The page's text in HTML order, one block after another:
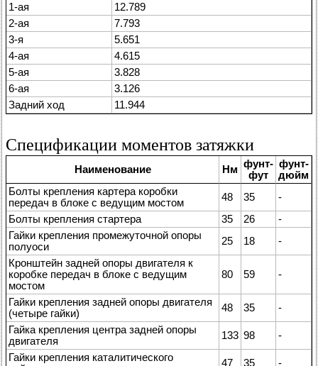
1-ая
12.789
2-ая
7.793
3-я
5.651
4-ая
4.615
5-ая
3.828
6-ая
3.126
Задний ход
11.944
Спецификации моментов затяжки
Наименование Нм фунт-
фут
фунт-
дюйм
Болты крепления картера коробки
передач в блоке с ведущим мостом
48 35
-
Болты крепления стартера
35 26
-
Гайки крепления промежуточной опоры
полуоси
25 18
-
Кронштейн задней опоры двигателя к
коробке передач в блоке с ведущим
мостом
80 59 -
Гайки крепления задней опоры двигателя
(четыре гайки)
48 35
-
Гайка крепления центра задней опоры
двигателя
133 98
-
Гайки крепления каталитического
47 35
-